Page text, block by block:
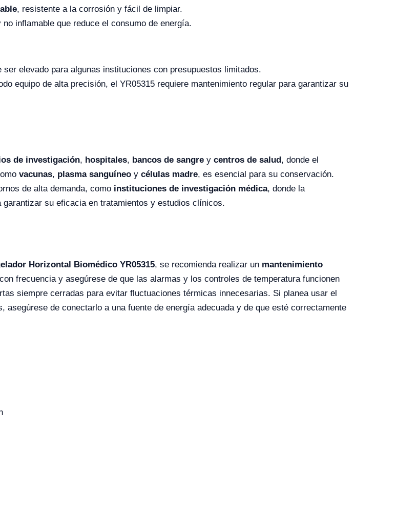
, resistente a la corrosión y fácil de limpiar.
no inflamable que reduce el consumo de energía.
elevado para algunas instituciones con presupuestos limitados.
equipo de alta precisión, el YR05315 requiere mantenimiento regular para garantizar su
de investigación, hospitales, bancos de sangre y centros de salud, donde el
vacunas, plasma sanguíneo y células madre, es esencial para su conservación.
de alta demanda, como instituciones de investigación médica, donde la
su eficacia en tratamientos y estudios clínicos.
Horizontal Biomédico YR05315, se recomienda realizar un mantenimiento
frecuencia y asegúrese de que las alarmas y los controles de temperatura funcionen
siempre cerradas para evitar fluctuaciones térmicas innecesarias. Si planea usar el
asegúrese de conectarlo a una fuente de energía adecuada y de que esté correctamente